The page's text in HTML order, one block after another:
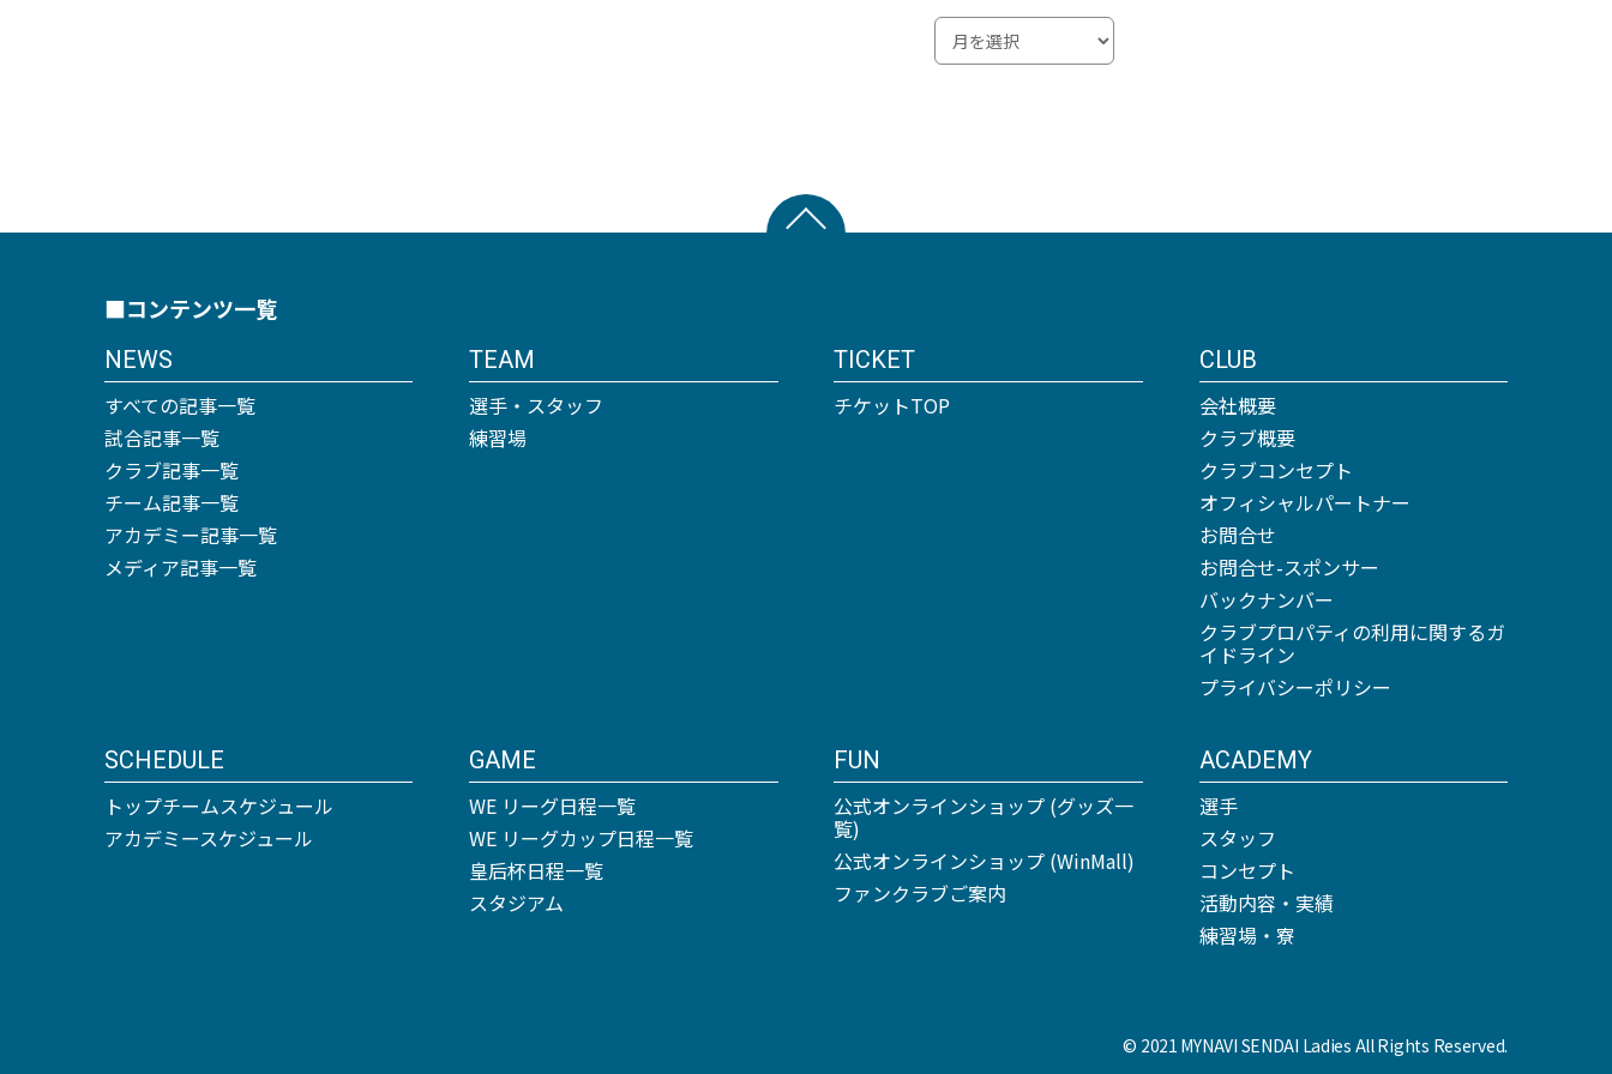
■コンテンツ一覧
NEWS
すべての記事一覧
試合記事一覧
クラブ記事一覧
チーム記事一覧
アカデミー記事一覧
メディア記事一覧
SCHEDULE
トップチームスケジュール
アカデミースケジュール
TEAM
選手・スタッフ
練習場
GAME
WE リーグ日程一覧
WE リーグカップ日程一覧
皇后杯日程一覧
スタジアム
TICKET
チケットTOP
FUN
公式オンラインショップ (グッズ一
覧)
公式オンラインショップ (WinMall)
ファンクラブご案内
ACADEMY
選手
スタッフ
コンセプト
活動内容・実績
練習場・寮
CLUB
会社概要
クラブ概要
クラブコンセプト
オフィシャルパートナー
お問合せ
お問合せ-スポンサー
バックナンバー
クラブプロパティの利用に関するガ
イドライン
プライバシーポリシー
© 2021 MYNAVI SENDAI Ladies All Rights Reserved.